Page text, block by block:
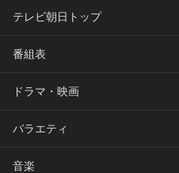
テレビ朝日トップ
番組表
ドラマ・映画
バラエティ
音楽